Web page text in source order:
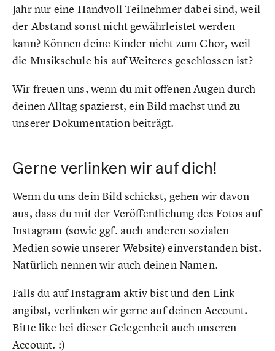
Jahr nur eine Handvoll Teilnehmer dabei sind, weil
der Abstand sonst nicht gewährleistet werden
kann? Können deine Kinder nicht zum Chor, weil
die Musikschule bis auf Weiteres geschlossen ist?
Wir freuen uns, wenn du mit offenen Augen durch
deinen Alltag spazierst, ein Bild machst und zu
unserer Dokumentation beiträgt.
Gerne verlinken wir auf dich!
Wenn du uns dein Bild schickst, gehen wir davon
aus, dass du mit der Veröffentlichung des Fotos auf
Instagram (sowie ggf. auch anderen sozialen
Medien sowie unserer Website) einverstanden bist.
Natürlich nennen wir auch deinen Namen.
Falls du auf Instagram aktiv bist und den Link
angibst, verlinken wir gerne auf deinen Account.
Bitte like bei dieser Gelegenheit auch unseren
Account. :)